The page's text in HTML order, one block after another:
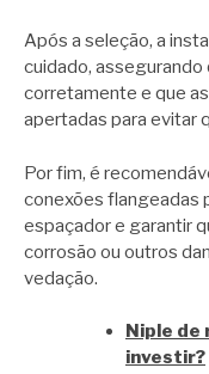
Após a seleção, a
cuidado, assegurando
corretamente e que
apertadas para evitar
Por fim, é
conexões flangeadas
espaçador e garantir
corrosão ou outros
vedação.
Niple de
investir?